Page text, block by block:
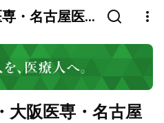
・名古屋医
大阪医専・名古屋